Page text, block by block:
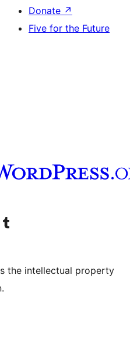
Donate ↗
Five for the Future
channel
Visit our Tumblr account
the intellectual property